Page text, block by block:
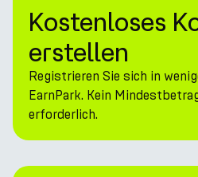
Kostenloses
erstellen
Registrieren Sie sich in
EarnPark. Kein
erforderlich.